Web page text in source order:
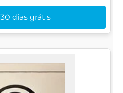
30 dias grátis